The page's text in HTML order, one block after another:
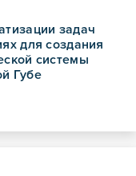
задач
для создания
системы
Губе